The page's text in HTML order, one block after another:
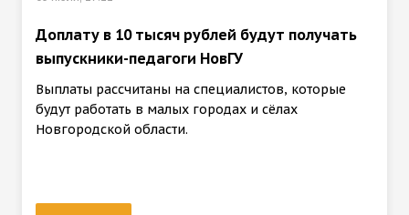
Доплату в 10 тысяч рублей будут получать
выпускники-педагоги НовГУ
Выплаты рассчитаны на специалистов, которые
будут работать в малых городах и сёлах
Новгородской области.